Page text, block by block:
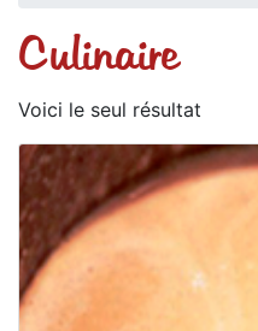
Culinaire
Voici le seul résultat